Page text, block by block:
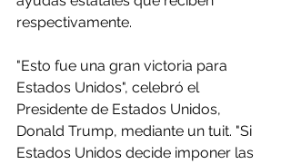
respectivamente.
"Esto fue una gran victoria para
Estados Unidos", celebró el
Presidente de Estados Unidos,
Donald Trump, mediante un tuit. "Si
Estados Unidos decide imponer las